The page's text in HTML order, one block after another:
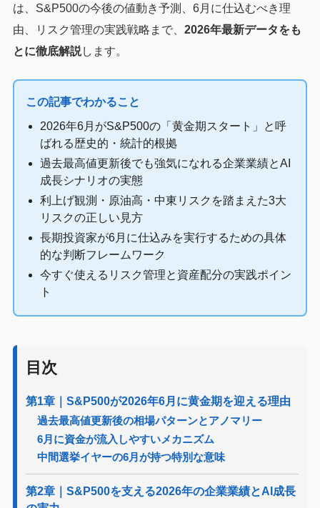
は、S&P500の今後の値動き予測、6月に仕込むべき理
由、リスク管理の実践戦略まで、 2026年最新データをも
とに徹底解説します。
この記事でわかること
2026年6月がS&P500の「黄金期スタート」と呼
ばれる歴史的・統計的根拠
過去最高値更新後でも強気になれる企業業績とAI
成長シナリオの実態
利上げ観測・原油高・中東リスクを踏まえた3大
リスクの正しい見方
長期投資家が6月に仕込みを実行するための具体
的な判断フレームワーク
今すぐ使えるリスク管理と資産配分の実践ポイン
ト
目次
第1章｜S&P500が2026年6月に黄金期を迎える理由
過去最高値更新後の相場パターンとアノマリー
6月に資金が流入しやすいメカニズム
中間選挙イヤーの6月が持つ特別な意味
第2章｜S&P500を支える2026年の企業業績とAI成長